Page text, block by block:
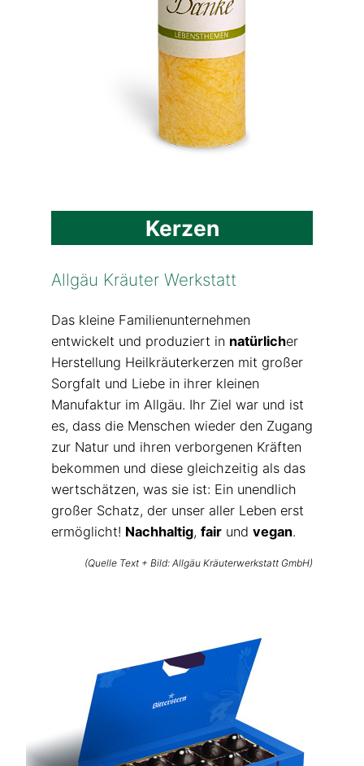
Kerzen
Allgäu Kräuter Werkstatt
Das kleine Familienunternehmen
entwickelt und produziert in natürlicher
Herstellung Heilkräuterkerzen mit großer
Sorgfalt und Liebe in ihrer kleinen
Manufaktur im Allgäu. Ihr Ziel war und ist
es, dass die Menschen wieder den Zugang
zur Natur und ihren verborgenen Kräften
bekommen und diese gleichzeitig als das
wertschätzen, was sie ist: Ein unendlich
großer Schatz, der unser aller Leben erst
ermöglicht! Nachhaltig, fairund vegan.
(Quelle Text + Bild: Allgäu Kräuterwerkstatt GmbH)